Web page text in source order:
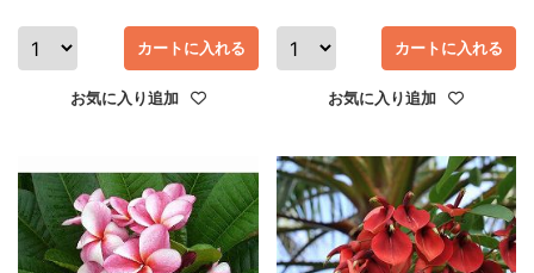
カートに入れる
お気に入り追加
カートに入れる
お気に入り追加